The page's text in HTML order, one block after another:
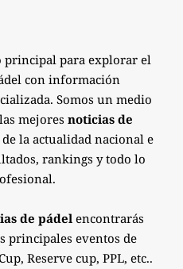
principal para explorar el
con información
Somos un medio
mejores noticias de
la actualidad nacional e
rankings y todo lo
de pádel encontrarás
principales eventos de
Reserve cup, PPL, etc..